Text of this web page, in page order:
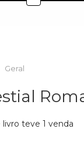
Geral
livro teve 1 venda